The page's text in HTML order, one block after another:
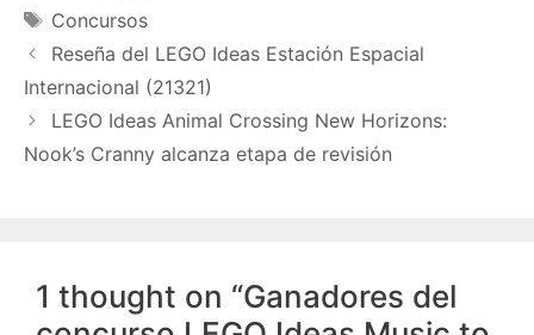
Tags
Concursos
Reseña del LEGO Ideas Estación Espacial
Internacional (21321)
LEGO Ideas Animal Crossing New Horizons:
Nook’s Cranny alcanza etapa de revisión
1 thought on “Ganadores del